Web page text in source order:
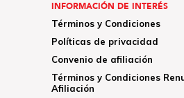
INFORMACIÓN DE INTERÉS
Términos y Condiciones
Políticas de privacidad
Convenio de afiliación
Términos y Condiciones
Afiliación